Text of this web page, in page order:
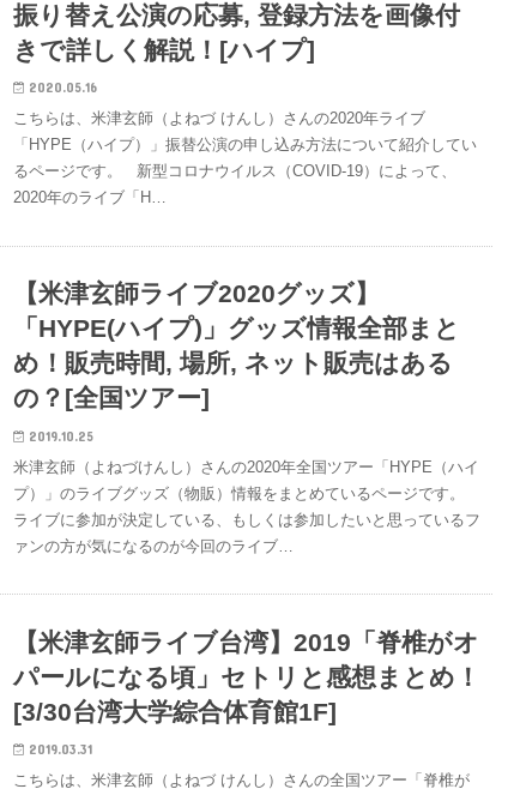
振り替え公演の応募, 登録方法を画像付
きで詳しく解説！[ハイプ]
2020.05.16
こちらは、米津玄師（よねづ けんし）さんの2020年ライブ
「HYPE（ハイプ）」振替公演の申し込み方法について紹介してい
るページです。 新型コロナウイルス（COVID-19）によって、
2020年のライブ「H…
【米津玄師ライブ2020グッズ】
「HYPE(ハイプ)」グッズ情報全部まと
め！販売時間, 場所, ネット販売はある
の？[全国ツアー]
2019.10.25
米津玄師（よねづけんし）さんの2020年全国ツアー「HYPE（ハイ
プ）」のライブグッズ（物販）情報をまとめているページです。
ライブに参加が決定している、もしくは参加したいと思っているフ
ァンの方が気になるのが今回のライブ…
【米津玄師ライブ台湾】2019「脊椎がオ
パールになる頃」セトリと感想まとめ！
[3/30台湾大学綜合体育館1F]
2019.03.31
こちらは、米津玄師（よねづ けんし）さんの全国ツアー「脊椎が